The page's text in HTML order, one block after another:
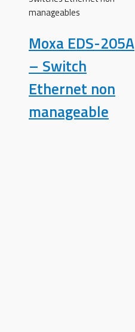
manageables
Moxa EDS-205A
– Switch
Ethernet non
manageable